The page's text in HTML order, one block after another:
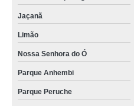
Jaçanã
Limão
Nossa Senhora do Ó
Parque Anhembi
Parque Peruche